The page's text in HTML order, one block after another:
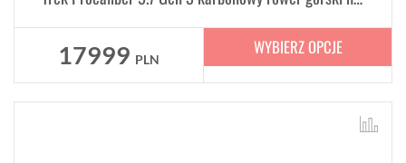
17999 PLN
WYBIERZ OPCJE